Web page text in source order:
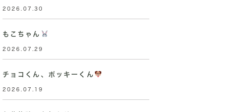
2026.07.30
もこちゃん
2026.07.29
チョコくん、ポッキーくん
2026.07.19